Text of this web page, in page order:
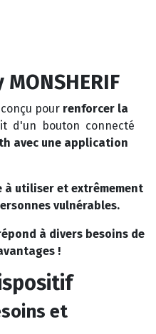
MONSHERIF
conçu pour renforcer la
d'un bouton connecté
avec une application
à utiliser et extrêmement
vulnérables.
à divers besoins de
!
et